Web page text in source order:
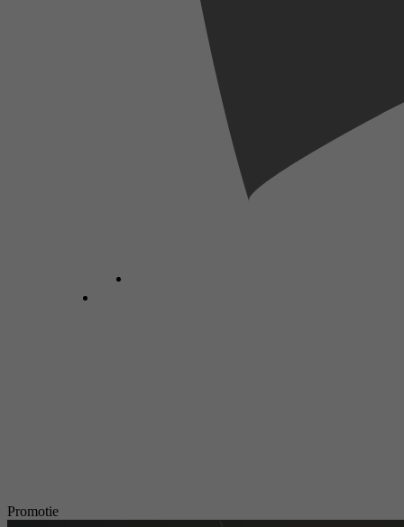
Promotie